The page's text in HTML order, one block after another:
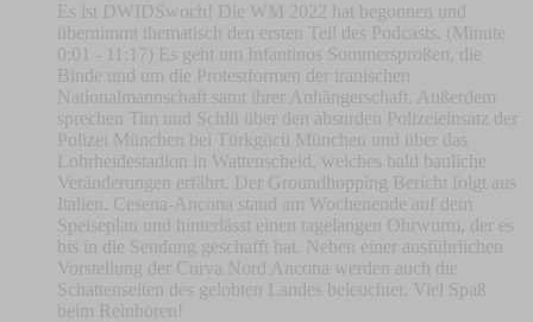
Es ist DWIDSwoch! Die WM 2022 hat begonnen und
übernimmt thematisch den ersten Teil des Podcasts. (Minute
0:01 - 11:17) Es geht um Infantinos Sommersproßen, die
Binde und um die Protestformen der iranischen
Nationalmannschaft samt ihrer Anhängerschaft. Außerdem
sprechen Tim und Schlü über den absurden Polizeieinsatz der
Polizei München bei Türkgücü München und über das
Lohrheidestadion in Wattenscheid, welches bald bauliche
Veränderungen erfährt. Der Groundhopping Bericht folgt aus
Italien. Cesena-Ancona stand am Wochenende auf dem
Speiseplan und hinterlässt einen tagelangen Ohrwurm, der es
bis in die Sendung geschafft hat. Neben einer ausführlichen
Vorstellung der Curva Nord Ancona werden auch die
Schattenseiten des gelobten Landes beleuchtet. Viel Spaß
beim Reinhören!